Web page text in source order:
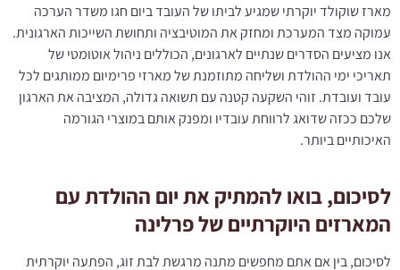
מארז שוקולד יוקרתי שמגיע לביתו של העובד ביום חגו משדר הערכה
עמוקה מצד המערכת ומחזק את המוטיבציה ותחושת השייכות הארגונית.
אנו מציעים הסדרים שנתיים לארגונים, הכוללים ניהול אוטומטי של
תאריכי ימי ההולדת ושליחה מתוזמנת של מארזי פרימיום ממותגים לכל
עובד ועובדת. זוהי השקעה קטנה עם תשואה גדולה, המציבה את הארגון
שלכם ככזה שדואג לרווחת עובדיו ומפנק אותם במוצרי הגורמה
האיכותיים ביותר.
לסיכום, בואו להמתיק את יום ההולדת עם
המארזים היוקרתיים של פרלינה
לסיכום, בין אם אתם מחפשים מתנה מרגשת לבת זוג, הפתעה יוקרתית